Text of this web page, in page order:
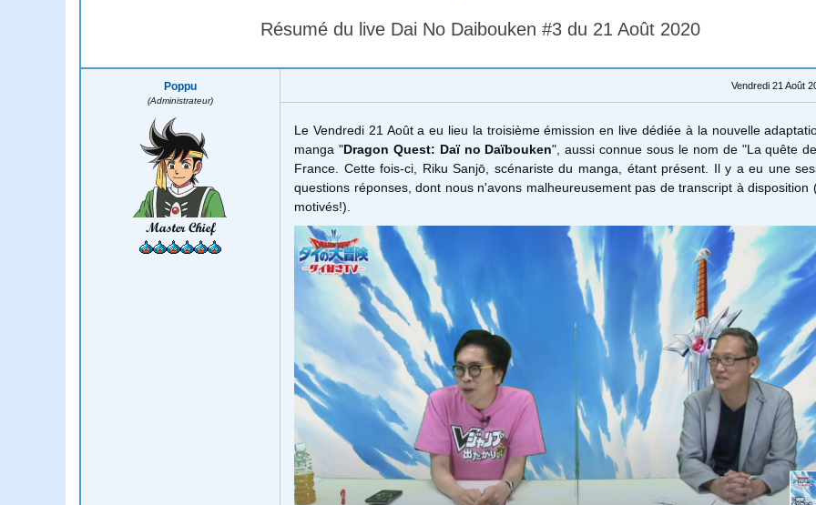
Résumé du live Dai No Daibouken #3 du 21 Août 2020
Poppu
(Administrateur)
Master Chief
Vendredi 21 Août
Le Vendredi 21 Août a eu lieu la troisième émission en live dédiée à la nouvelle
manga "Dragon Quest: Daï no Daïbouken", aussi connue sous le nom de "La quête
France. Cette fois-ci, Riku Sanjō, scénariste du manga, étant présent. Il y a eu une
questions réponses, dont nous n'avons malheureusement pas de transcript à disposition
motivés!).